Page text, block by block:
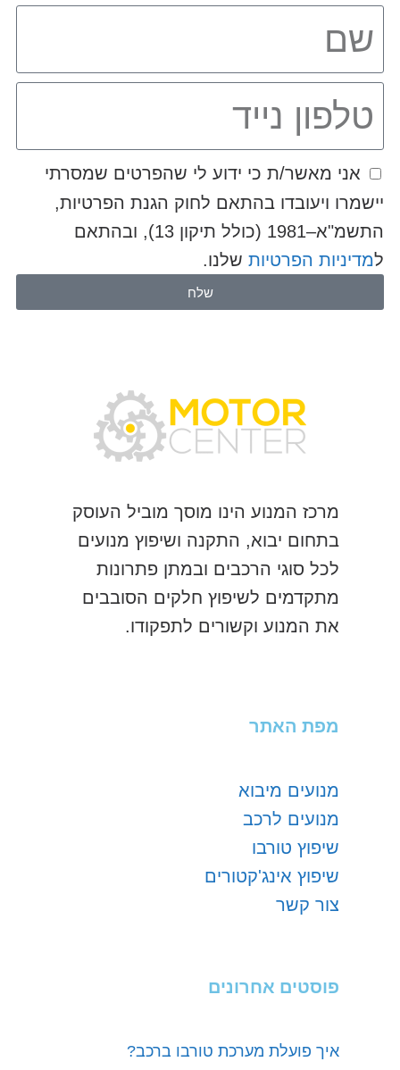
אני מאשר/ת כי ידוע לי שהפרטים שמסרתי
יישמרו ויעובדו בהתאם לחוק הגנת הפרטיות,
התשמ"א–1981 (כולל תיקון 13), ובהתאם
למדיניות הפרטיותשלנו.
שלח
מרכז המנוע הינו מוסך מוביל העוסק
בתחום יבוא, התקנה ושיפוץ מנועים
לכל סוגי הרכבים ובמתן פתרונות
מתקדמים לשיפוץ חלקים הסובבים
את המנוע וקשורים לתפקודו.
מפת האתר
מנועים מיבוא
מנועים לרכב
שיפוץ טורבו
שיפוץ אינג'קטורים
צור קשר
פוסטים אחרונים
איך פועלת מערכת טורבו ברכב?